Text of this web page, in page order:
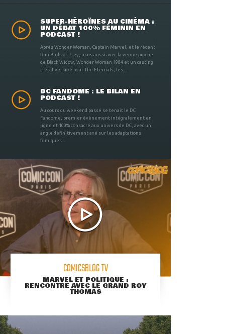
SUPER-HÉROÏNES AU CINÉMA :
UN DÉBAT 100% FÉMININ EN
PODCAST !
Après Wonder Woman, Captain Marvel, et le récent
film Birds of Prey, mais aussi avec la venue proche
de Black Widow, Wonder Woman 1984 et un casting
très diversifié pour The Eternals, les ...
DC FANDOME : LE BILAN EN
PODCAST !
Au cours du weekend passé se tenait le DC
Fandome, premier évènement intégralement en
ligne et 100% consacré aux univers de DC, avec un
angle définitivement axé sur les adaptations
filmiques ...
COMICSBLOG TV
MARVEL ET POLITIQUE :
RENCONTRE AVEC LE GRAND ROY
THOMAS